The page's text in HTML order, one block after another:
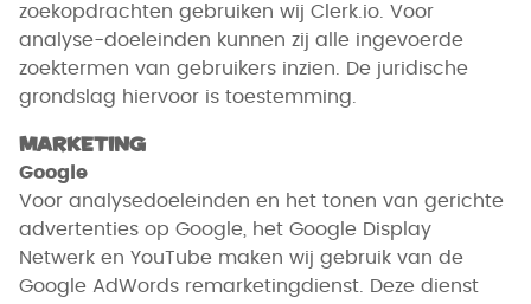
zoekopdrachten gebruiken wij Clerk.io. Voor
analyse-doeleinden kunnen zij alle ingevoerde
zoektermen van gebruikers inzien. De juridische
grondslag hiervoor is toestemming.
Marketing
Google
Voor analysedoeleinden en het tonen van gerichte
advertenties op Google, het Google Display
Netwerk en YouTube maken wij gebruik van de
Google AdWords remarketingdienst. Deze dienst